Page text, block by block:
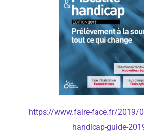
https://www.faire-face.fr/2019/
handicap-guide-